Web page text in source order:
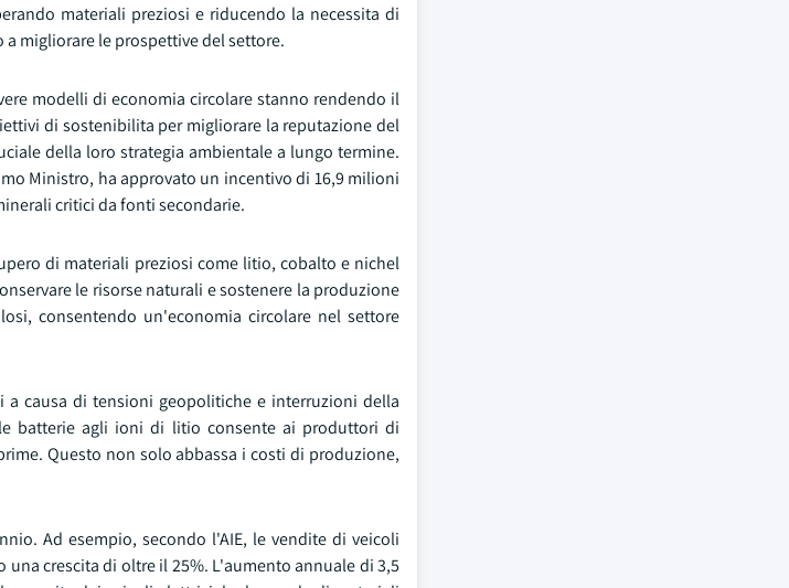
materiali preziosi e riducendo la necessita di
migliorare le prospettive del settore.
modelli di economia circolare stanno rendendo il
di sostenibilita per migliorare la reputazione del
della loro strategia ambientale a lungo termine.
Ministro, ha approvato un incentivo di 16,9 milioni
critici da fonti secondarie.
di materiali preziosi come litio, cobalto e nichel
le risorse naturali e sostenere la produzione
consentendo un'economia circolare nel settore
causa di tensioni geopolitiche e interruzioni della
batterie agli ioni di litio consente ai produttori di
Questo non solo abbassa i costi di produzione,
Ad esempio, secondo l'AIE, le vendite di veicoli
crescita di oltre il 25%. L'aumento annuale di 3,5